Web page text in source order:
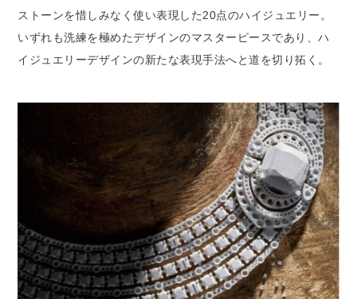
ストーンを惜しみなく使い表現した20点のハイジュエリー。
いずれも洗練を極めたデザインのマスターピースであり、ハ
イジュエリーデザインの新たな表現手法へと道を切り拓く。